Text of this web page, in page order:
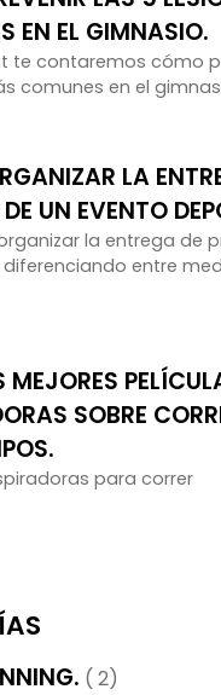
EN EL GIMNASIO.
te contaremos cómo
comunes en el
LA
UN EVENTO
la entrega de
entre
MEJORES
SOBRE
para correr
( 2)